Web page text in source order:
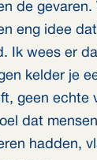
de gevaren.
eng idee
Ik wees er
kelder je
geen echte
dat
hadden,